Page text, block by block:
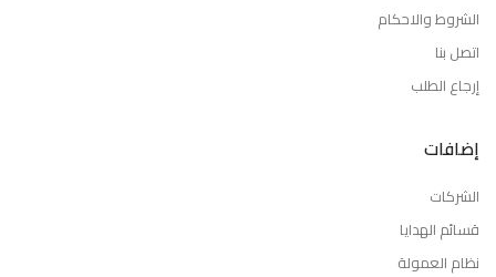
الشروط والاحكام
اتصل بنا
إرجاع الطلب
إضافات
الشركات
قسائم الهدايا
نظام العمولة